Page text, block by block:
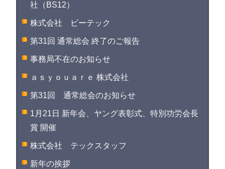
社（BS12）
株式会社 ビーテック
第31回 通常総会 終了のご報告
事務局不在のお知らせ
ａｓｙｏｕａｒｅ 株式会社
第31回 通常総会のお知らせ
1月21日 新年会、ヤング表彰式、特別功労会長
賞 開催
株式会社 テックスタッフ
新年の挨拶